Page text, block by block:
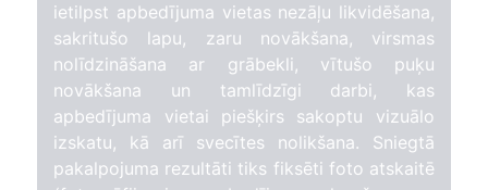
ietilpst apbedījuma vietas nezāļu likvidēšana,
sakritušo lapu, zaru novākšana, virsmas
nolīdzināšana ar grābekli, vītušo puķu
novākšana un tamlīdzīgi darbi, kas
apbedījuma vietai piešķirs sakoptu vizuālo
izskatu, kā arī svecītes nolikšana. Sniegtā
pakalpojuma rezultāti tiks fiksēti foto atskaitē